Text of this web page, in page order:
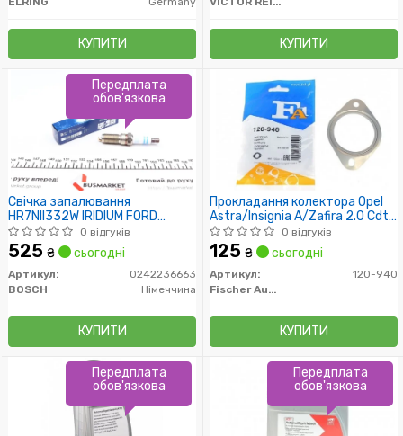
КУПИТИ КУПИТИ
Свічка запалювання
HR7NII332W IRIDIUM FORD
FOCUS, MONDEO 1.6-2.0
EcoBoost 10- (пр-во BOSCH)
0 відгуків
525 ₴ сьогодні
Артикул:
0242236663
BOSCH
Німеччина
КУПИТИ
Передплата
обов'язкова
Прокладання колектора Opel
Astra/Insignia A/Zafira 2.0 Cdti
08-
0 відгуків
125 ₴ сьогодні
Артикул:
120-940
Fischer Automotive One (FA1)
КУПИТИ
Передплата
обов'язкова
Передплата
обов'язкова